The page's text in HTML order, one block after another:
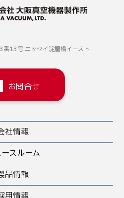
番13号 ニッセイ淀屋橋イースト
お問合せ
社情報
スルーム
品情報